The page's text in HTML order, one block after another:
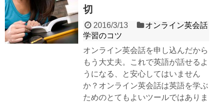
切
2016/3/13
オンライン英会話
学習のコツ
オンライン英会話を申し込んだから
もう大丈夫。これで英語が話せるよ
うになる、と安心してはいません
か？オンライン英会話は英語を学ぶ
ためのとてもよいツールではありま